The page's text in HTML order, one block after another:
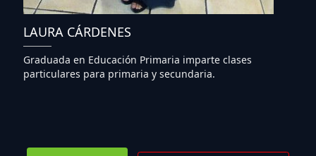
LAURA CÁRDENES
Graduada en Educación Primaria imparte clases
particulares para primaria y secundaria.